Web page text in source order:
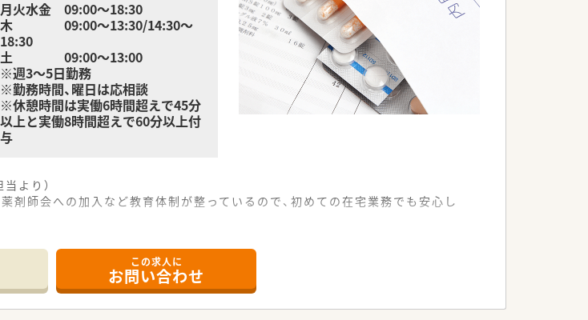
月火水金 09:00～18:30
木 09:00～13:30/14:30～
18:30
土 09:00～13:00
※週3～5日勤務
※勤務時間、曜日は応相談
※休憩時間は実働6時間超えで45分
以上と実働8時間超えで60分以上付
与
より）
剤師会への加入など教育体制が整っているので、初めての在宅業務でも安心し
っているため、ご自身の生活スタイルに合わせた通勤が可能です。
り50枚から60枚ほど応需しており、落ち着いて業務に取り組めます。
おり、地域医療にしっかりと貢献できる体制が整っている店舗です。
この求人に
お問い合わせ